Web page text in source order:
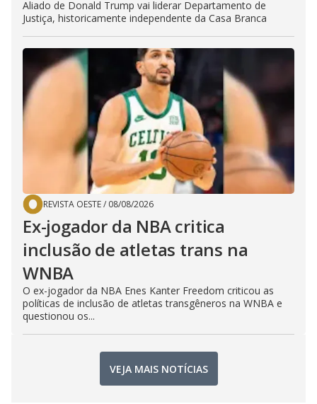
Aliado de Donald Trump vai liderar Departamento de
Justiça, historicamente independente da Casa Branca
REVISTA OESTE/ 08/08/2026
Ex-jogador da NBA critica
inclusão de atletas trans na
WNBA
O ex-jogador da NBA Enes Kanter Freedom criticou as
políticas de inclusão de atletas transgêneros na WNBA e
questionou os...
VEJA MAIS NOTÍCIAS